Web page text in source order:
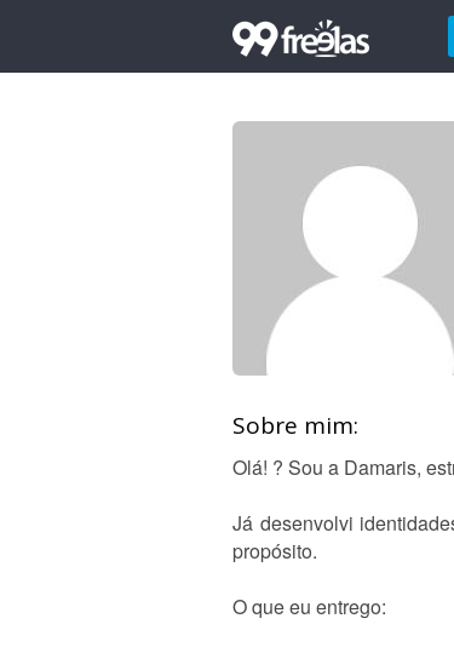
Sobre mim:
Olá! ? Sou a Damaris,
Já desenvolvi
propósito.
O que eu entrego: